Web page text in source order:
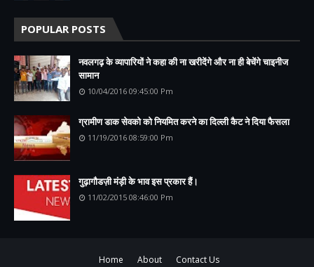
POPULAR POSTS
नवलगढ़ के व्यापारियों ने कहा की ना खरीदेंगे और ना ही बेचेंगे चाइनीज
सामान
10/04/2016 09:45:00 Pm
ग्रामीण डाक सेवको को नियमित करने का दिल्ली कैट ने दिया फैसला
11/19/2016 08:59:00 Pm
गुढ़ागौडज़ी मंड़ी के भाव इस प्रकार हैं।
11/02/2015 08:46:00 Pm
Home About Contact Us